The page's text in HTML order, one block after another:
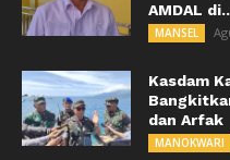
AMDAL
MANSEL
Kasdam
dan Arfak
MANOKWARI